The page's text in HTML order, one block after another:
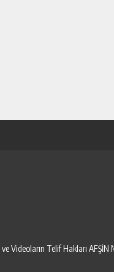
ve Videoların Telif Hakları